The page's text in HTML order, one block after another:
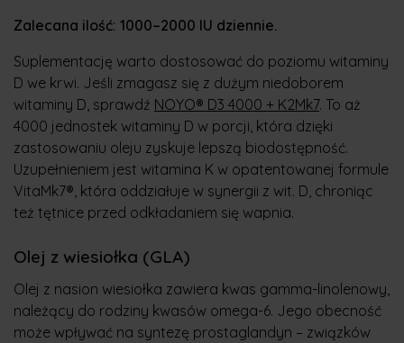
Zalecana ilość: 1000–2000 IU dziennie.
Suplementację warto dostosować do poziomu witaminy
D we krwi. Jeśli zmagasz się z dużym niedoborem
witaminy D, sprawdź NOYO® D3 4000 + K2Mk7. To aż
4000 jednostek witaminy D w porcji, która dzięki
zastosowaniu oleju zyskuje lepszą biodostępność.
Uzupełnieniem jest witamina K w opatentowanej formule
VitaMk7®, która oddziałuje w synergii z wit. D, chroniąc
też tętnice przed odkładaniem się wapnia.
Olej z wiesiołka (GLA)
Olej z nasion wiesiołka zawiera kwas gamma-linolenowy,
należący do rodziny kwasów omega-6. Jego obecność
może wpływać na syntezę prostaglandyn – związków